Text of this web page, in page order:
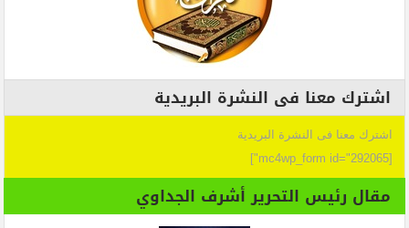
اشترك معنا فى النشرة البريدية
اشترك معنا فى النشرة البريدية
[mc4wp_form id="292065"]
مقال رئيس التحرير أشرف الجداوي